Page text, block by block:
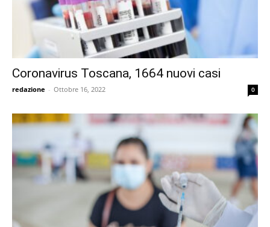
Coronavirus Toscana, 1664 nuovi casi
redazione - Ottobre 16, 2022 0